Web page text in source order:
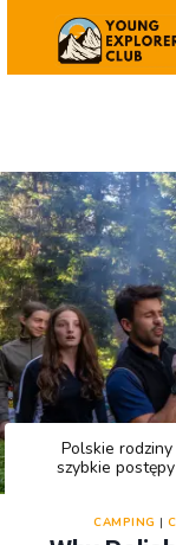
contenu
CAMPING |
Polskie
szybkie